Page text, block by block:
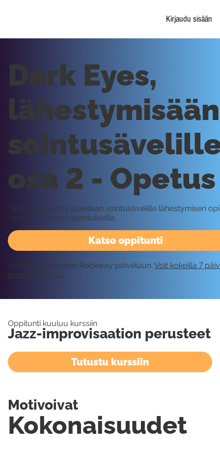
Kirjaudu sisään
Katso oppitunti
Dark Eyes,
osa 2 - Opetus
Tällä oppitunnilla jatketaan sointusävelille lähestymisen
Jarmo Hynnisen opastuksella.
Vaatii kirjautumisen Rockway palveluun. Voit kokeilla 7
ilmaiseksi tästä!
Oppitunti kuuluu kurssiin
Jazz-improvisaation perusteet
Tutustu kurssiin
Kokonaisuudet
Motivoivat